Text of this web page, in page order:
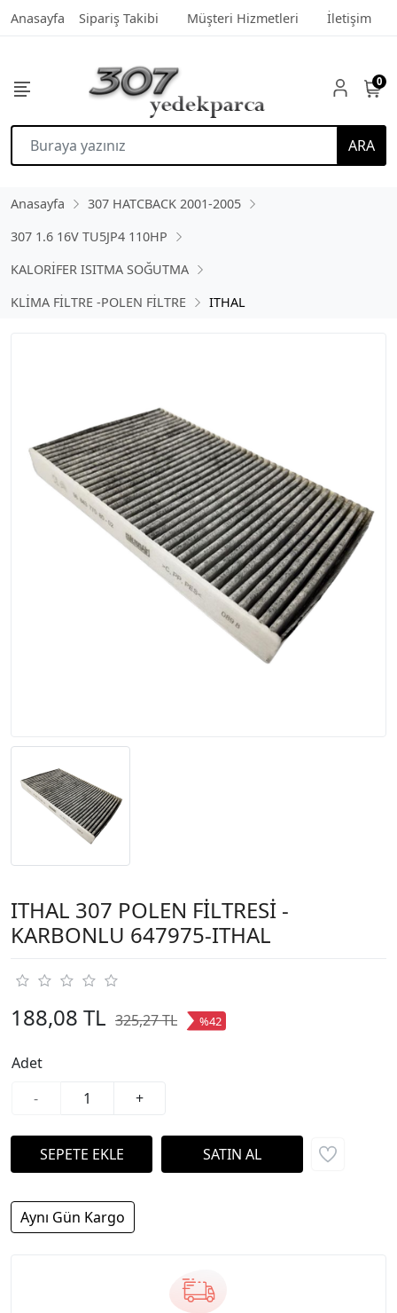
Anasayfa Sipariş Takibi Müşteri Hizmetleri İletişim
ARA
0
Anasayfa
307 HATCBACK 2001-2005
307 1.6 16V TU5JP4 110HP
KALORİFER ISITMA SOĞUTMA
KLİMA FİLTRE -POLEN FİLTRE
ITHAL
ITHAL 307 POLEN FİLTRESİ -
KARBONLU 647975-ITHAL
188,08 TL 325,27 TL %42
Adet
-
+
Aynı Gün Kargo